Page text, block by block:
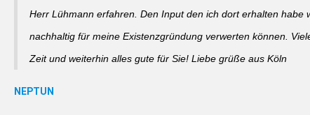
Herr Lühmann erfahren. Den Input den ich dort erhalten habe
nachhaltig für meine Existenzgründung verwerten können.
Zeit und weiterhin alles gute für Sie! Liebe grüße aus Köln